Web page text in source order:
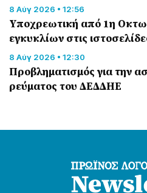
8 Αύγ 2026 • 12:56
Υποχρεωτική από 1η
εγκυκλίων στις
8 Αύγ 2026 • 12:30
Προβληματισμός για την
ρεύματος του ΔΕΔΔΗΕ